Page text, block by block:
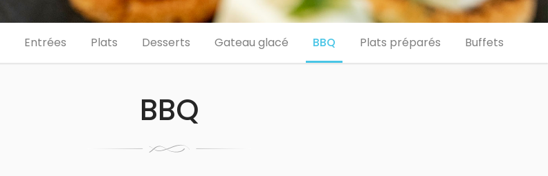
Entrées Plats Desserts Gateau glacé BBQ Plats préparés Buffets
BBQ